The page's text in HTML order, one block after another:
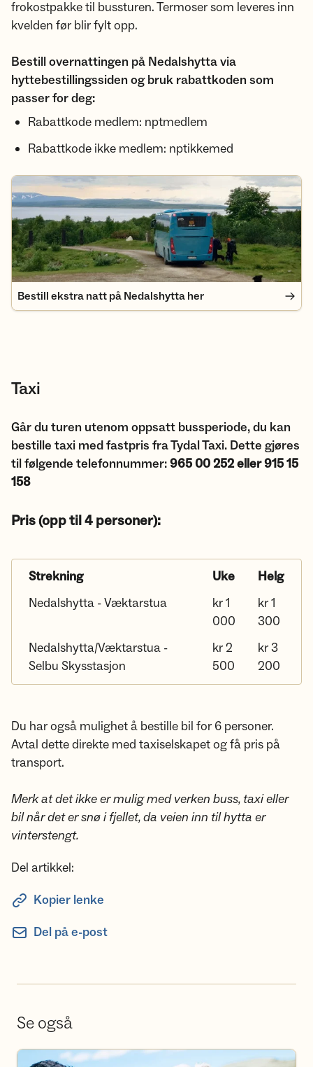
frokostpakke til bussturen. Termoser som leveres inn
kvelden før blir fylt opp.
Bestill overnattingen på Nedalshytta via
hyttebestillingssiden og bruk rabattkoden som
passer for deg:
Rabattkode medlem: nptmedlem
Rabattkode ikke medlem: nptikkemed
Bestill ekstra natt på Nedalshytta her
Bestill ekstra natt på Nedalshytta her
Taxi
Går du turen utenom oppsatt bussperiode, du kan
bestille taxi med fastpris fra Tydal Taxi. Dette gjøres
til følgende telefonnummer:965 00 252 eller 915 15
158
Pris (opp til 4 personer):
Strekning Uke
Helg
Nedalshytta - Væktarstua
kr 1
000
kr 1
300
Nedalshytta/Væktarstua -
Selbu Skysstasjon
kr 2
500
kr 3
200
Du har også mulighet å bestille bil for 6 personer.
Avtal dette direkte med taxiselskapet og få pris på
transport.
Merk at det ikke er mulig med verken buss, taxi eller
bil når det er snø i fjellet, da veien inn til hytta er
vinterstengt.
Del artikkel:
Kopier lenke
Del på e-post
Se også
Bli frivillig